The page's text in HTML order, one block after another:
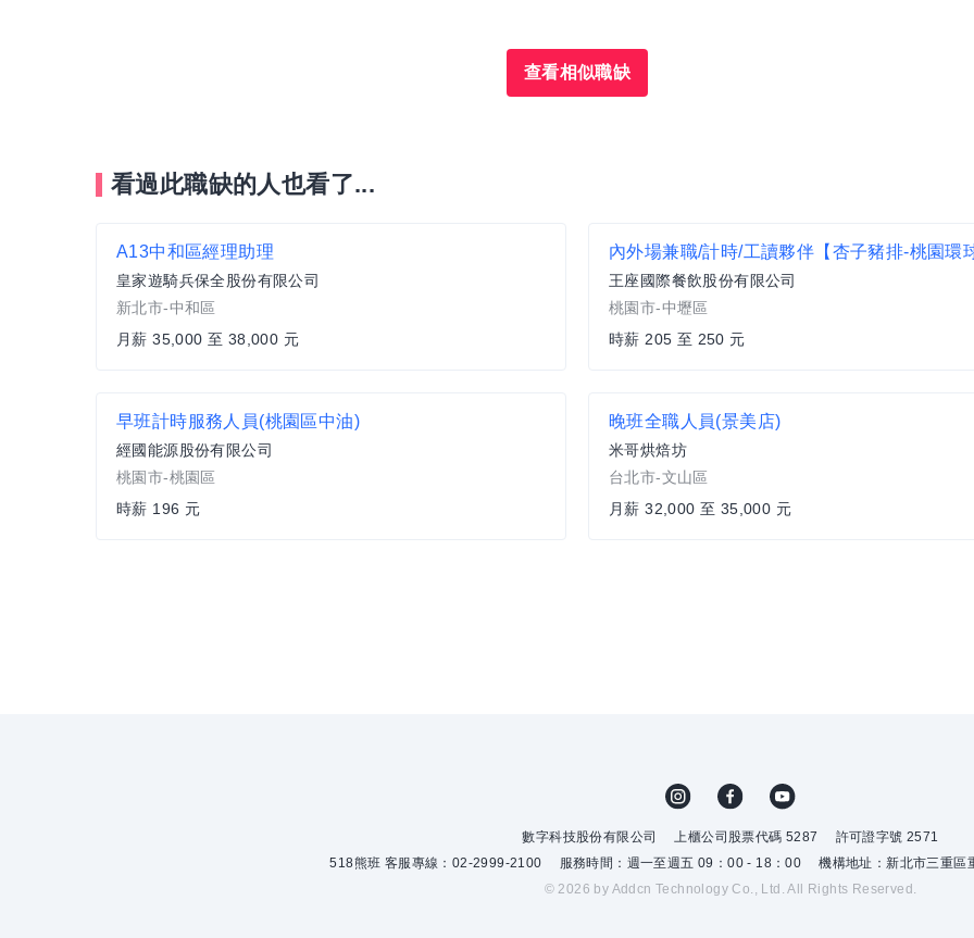
查看相似職缺
看過此職缺的人也看了...
A13中和區經理助理
皇家遊騎兵保全股份有限公司
新北市-中和區
月薪 35,000 至 38,000 元
王座國際餐飲股份有限公司
桃園市-中壢區
時薪 205 至 250 元
早班計時服務人員(桃園區中油)
經國能源股份有限公司
桃園市-桃園區
時薪 196 元
晚班全職人員(景美店)
米哥烘焙坊
台北市-文山區
月薪 32,000 至 35,000 元
數字科技股份有限公司 上櫃公司股票代碼 5287
許可證字號 2571
518熊班 客服專線：02-2999-2100
服務時間：週一至週五 09：00 - 18：00
機構地址：新北市三重
© 2026 by Addcn Technology Co., Ltd. All Rights Reserved.